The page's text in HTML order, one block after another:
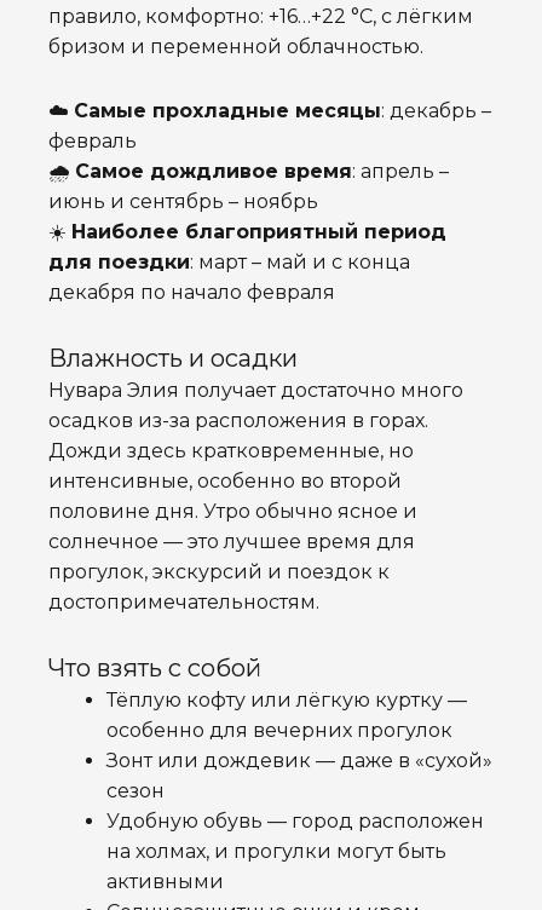
правило, комфортно: +16…+22 °C, с лёгким
бризом и переменной облачностью.
☁️ Самые прохладные месяцы: декабрь –
февраль
🌧️ Самое дождливое время: апрель –
июнь и сентябрь – ноябрь
☀️ Наиболее благоприятный период
для поездки: март – май и с конца
декабря по начало февраля
Влажность и осадки
Нувара Элия получает достаточно много
осадков из-за расположения в горах.
Дожди здесь кратковременные, но
интенсивные, особенно во второй
половине дня. Утро обычно ясное и
солнечное — это лучшее время для
прогулок, экскурсий и поездок к
достопримечательностям.
Что взять с собой
Тёплую кофту или лёгкую куртку —
особенно для вечерних прогулок
Зонт или дождевик — даже в «сухой»
сезон
Удобную обувь — город расположен
на холмах, и прогулки могут быть
активными